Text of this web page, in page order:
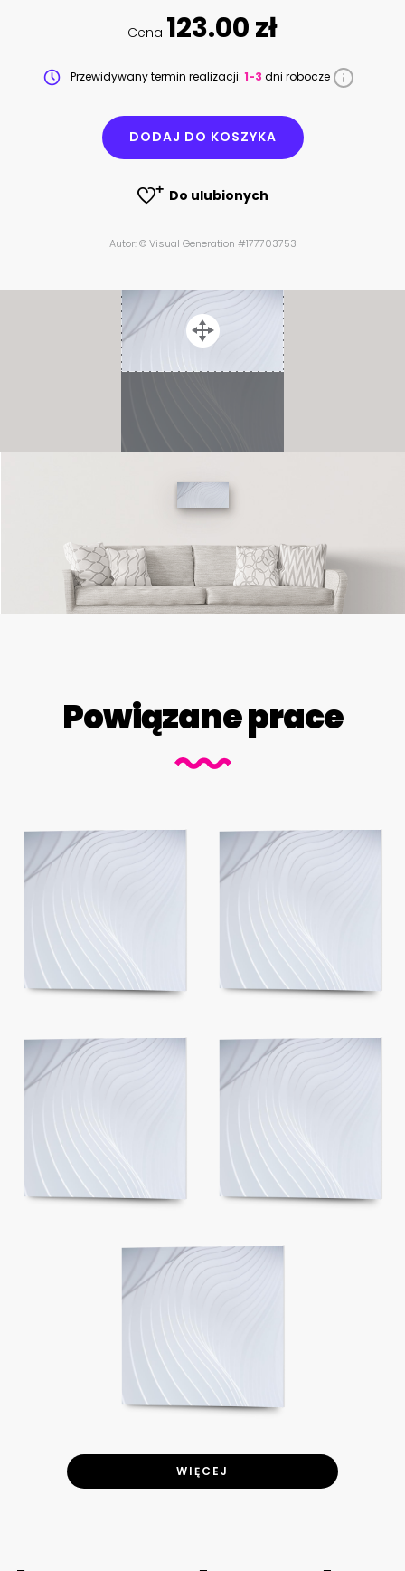
Cena 123.00 zł
Przewidywany termin realizacji: 1-3 dni robocze
DODAJ DO KOSZYKA
Do ulubionych
Autor: © Visual Generation #177703753
Powiązane prace
WIĘCEJ